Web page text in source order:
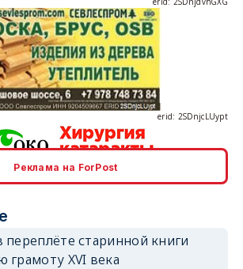
erid: 2SDnjcrDNw6
Реклама на ForPost
старинной книги
грамоту XVI века